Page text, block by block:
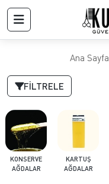
Ana Sayfa
FILTRELE
KONSERVE
AĞDALAR
KARTUŞ
AĞDALAR